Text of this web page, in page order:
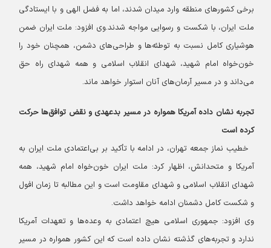
برخی کشورهای منطقه وارد میدان شدند، اما به فضل الهی و با ایستادگی
ملت ایران، با شکست و رسوایی مواجه شدند.وی افزود: ملت ایران ضمن
هوشیاری کامل نسبت به توطئه‌ها و طراحی‌های دشمن، همچنان خود را
خون‌خواه امام شهید، شهدای انقلاب اسلامی و همه شهدای راه حق
می‌داند و در مسیر آرمان‌های آنان استوار خواهد ماند.
تجربه‌ نشان داده آمریکا همواره در مسیر بدعهدی و نقض توافق‌ها حرکت
کرده است
خطیب نماز جمعه تهران، در ادامه با تأکید بر بی‌اعتمادی ملت ایران به
آمریکا و متحدانش، اظهار کرد: ملت ایران خون‌خواه امام شهید، همه
شهدای انقلاب اسلامی و شهدای مقاومت است و این مطالبه تا زمان افول
و شکست کامل دشمنان ادامه خواهد داشت.
وی افزود: جمهوری اسلامی هیچ اعتمادی به وعده‌ها و تعهدات آمریکا
ندارد و تجربه‌های گذشته نشان داده است که این کشور همواره در مسیر